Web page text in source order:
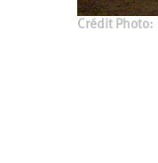
Crédit Photo